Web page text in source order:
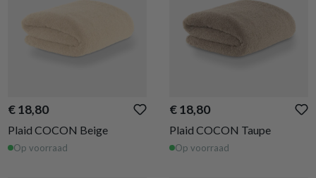
€ 18,80
Plaid COCON Beige
Op voorraad
€ 18,80
Plaid COCON Taupe
Op voorraad